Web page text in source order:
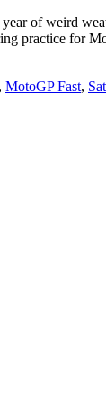
of weird
practice for
, MotoGP Fast,